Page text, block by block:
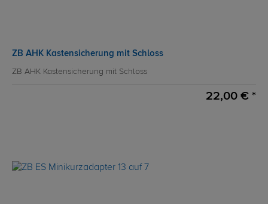
ZB AHK Kastensicherung mit Schloss
ZB AHK Kastensicherung mit Schloss
22,00 € *